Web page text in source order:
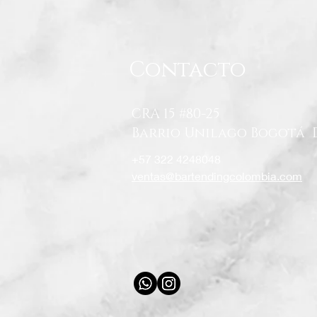
Contacto
CRA 15 #80-25
Barrio Unilago Bogotá
ventas@bartendingcolombia.com